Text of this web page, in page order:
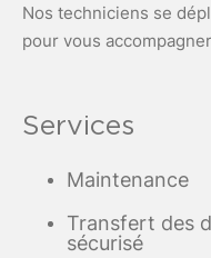
Nos techniciens se
pour vous
Services
Maintenance
Transfert des
sécurisé